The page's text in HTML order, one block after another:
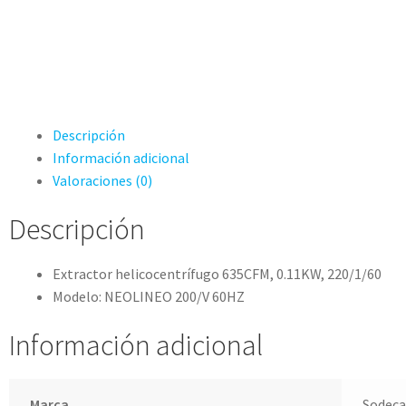
Descripción
Información adicional
Valoraciones (0)
Descripción
Extractor helicocentrífugo 635CFM, 0.11KW, 220/1/60
Modelo: NEOLINEO 200/V 60HZ
Información adicional